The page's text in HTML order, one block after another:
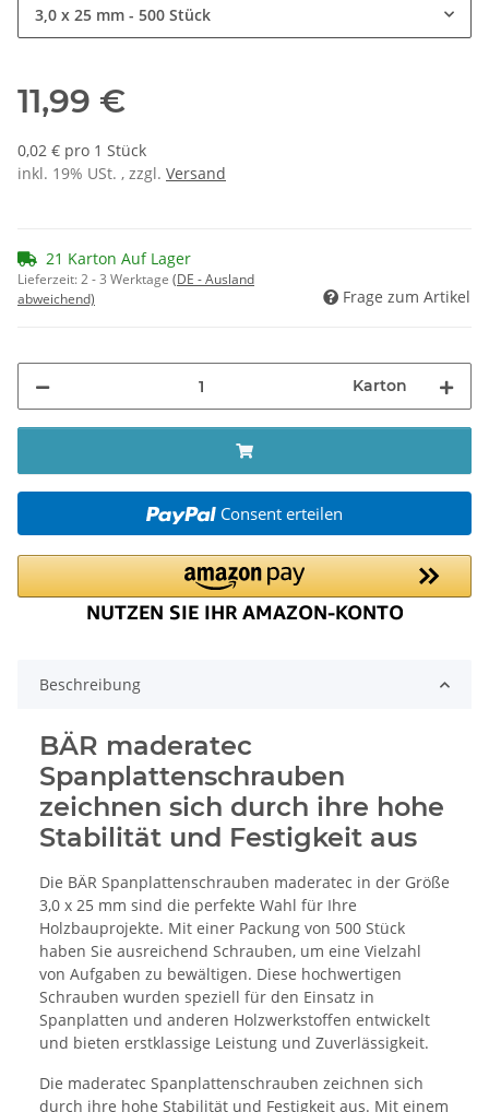
3,0 x 25 mm - 500 Stück
11,99 €
0,02 € pro 1 Stück
inkl. 19% USt. , zzgl. Versand
21 Karton Auf Lager
Lieferzeit:2 - 3 Werktage (DE - Ausland
abweichend)
Frage zum Artikel
Karton
Consent erteilen
Beschreibung
BÄR maderatec
Spanplattenschrauben
zeichnen sich durch ihre hohe
Stabilität und Festigkeit aus
Die BÄR Spanplattenschrauben maderatec in der Größe
3,0 x 25 mm sind die perfekte Wahl für Ihre
Holzbauprojekte. Mit einer Packung von 500 Stück
haben Sie ausreichend Schrauben, um eine Vielzahl
von Aufgaben zu bewältigen. Diese hochwertigen
Schrauben wurden speziell für den Einsatz in
Spanplatten und anderen Holzwerkstoffen entwickelt
und bieten erstklassige Leistung und Zuverlässigkeit.
Die maderatec Spanplattenschrauben zeichnen sich
durch ihre hohe Stabilität und Festigkeit aus. Mit einem